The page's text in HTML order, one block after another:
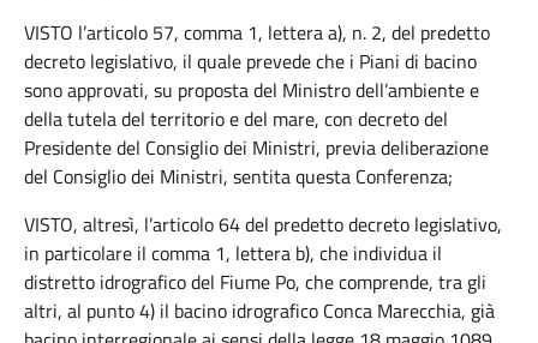
VISTO l’articolo 57, comma 1, lettera a), n. 2, del predetto
decreto legislativo, il quale prevede che i Piani di bacino
sono approvati, su proposta del Ministro dell’ambiente e
della tutela del territorio e del mare, con decreto del
Presidente del Consiglio dei Ministri, previa deliberazione
del Consiglio dei Ministri, sentita questa Conferenza;
VISTO, altresì, l’articolo 64 del predetto decreto legislativo,
in particolare il comma 1, lettera b), che individua il
distretto idrografico del Fiume Po, che comprende, tra gli
altri, al punto 4) il bacino idrografico Conca Marecchia, già